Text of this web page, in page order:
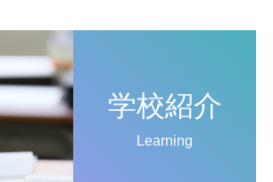
学校紹介
Learning